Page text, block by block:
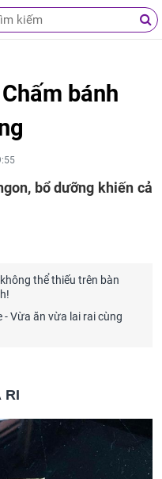
bánh
bổ dưỡng khiến cả
thể thiếu trên bàn
Vừa ăn vừa lai rai cùng
RI